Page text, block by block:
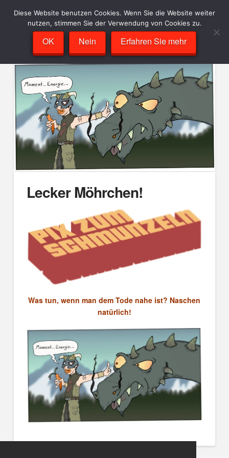
Lecker Möhrchen!
Was tun, wenn man dem Tode nahe ist? Naschen
natürlich!
Diese Website benutzen Cookies. Wenn Sie die Website weiter
nutzen, stimmen Sie der Verwendung von Cookies zu.
OK Nein Erfahren Sie mehr